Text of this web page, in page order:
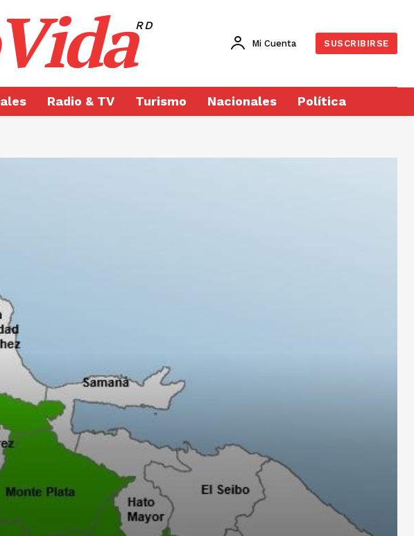
RD
Mi Cuenta SUSCRIBIRSE
Radio & TV Turismo Nacionales Política